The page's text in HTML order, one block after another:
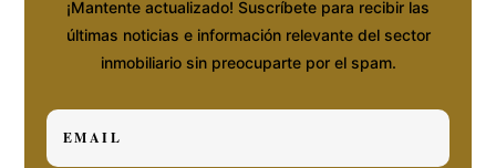
¡Mantente actualizado! Suscríbete para recibir las
últimas noticias e información relevante del sector
inmobiliario sin preocuparte por el spam.